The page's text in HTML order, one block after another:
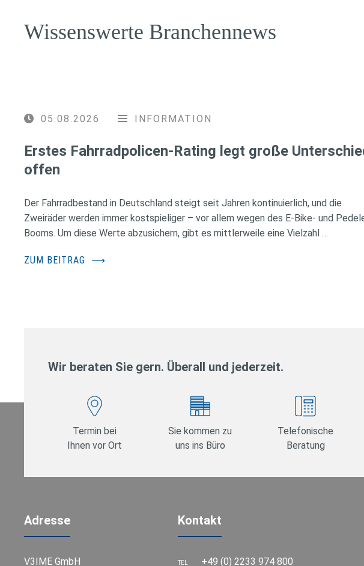
Wissenswerte Branchennews
05.08.2026 INFORMATION
Erstes Fahrradpolicen-Rating legt große
offen
Der Fahrradbestand in Deutschland steigt seit Jahren kontinuierlich, und die
Zweiräder werden immer kostspieliger – vor allem wegen des E-Bike- und
Booms. Um diese Werte abzusichern, gibt es mittlerweile eine Vielzahl …
ZUM BEITRAG ⟶
Wir beraten Sie gern. Überall und jederzeit.
Termin bei
Ihnen vor Ort
Sie kommen zu
uns ins Büro
Telefonische
Beratung
Adresse
V3IME GmbH
Kontakt
TEL +49 (0) 2233 974 800